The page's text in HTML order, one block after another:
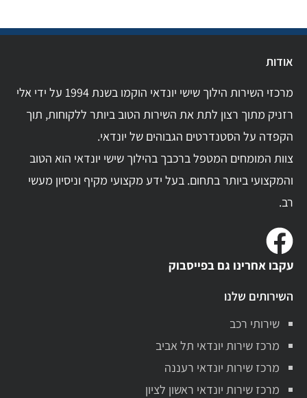
אודות
מרכזי השירות הילוך שישי יונדאי הוקמו בשנת 1994 על ידי אלי
רזניק מתוך רצון לתת את השירות הטוב ביותר ללקוחות, תוך
הקפדה על הסטנדרטים הגבוהים של יונדאי.
צוות המומחים המטפל ברכבך בהילוך שישי יונדאי הוא הטוב
והמקצועי ביותר בתחום. בעל ידע מקצועי מקיף וניסיון מעשי
רב.
עקבו אחרינו גם בפייסבוק
השירותים שלנו
שירותי רכב
מרכז שירות יונדאי תל אביב
מרכז שירות יונדאי רעננה
מרכז שירות יונדאי ראשון לציון